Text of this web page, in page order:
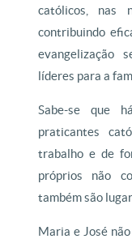
católicos, nas
contribuindo
evangelização
líderes para a
Sabe-se que
praticantes
trabalho e de
próprios não
também são
Maria e José